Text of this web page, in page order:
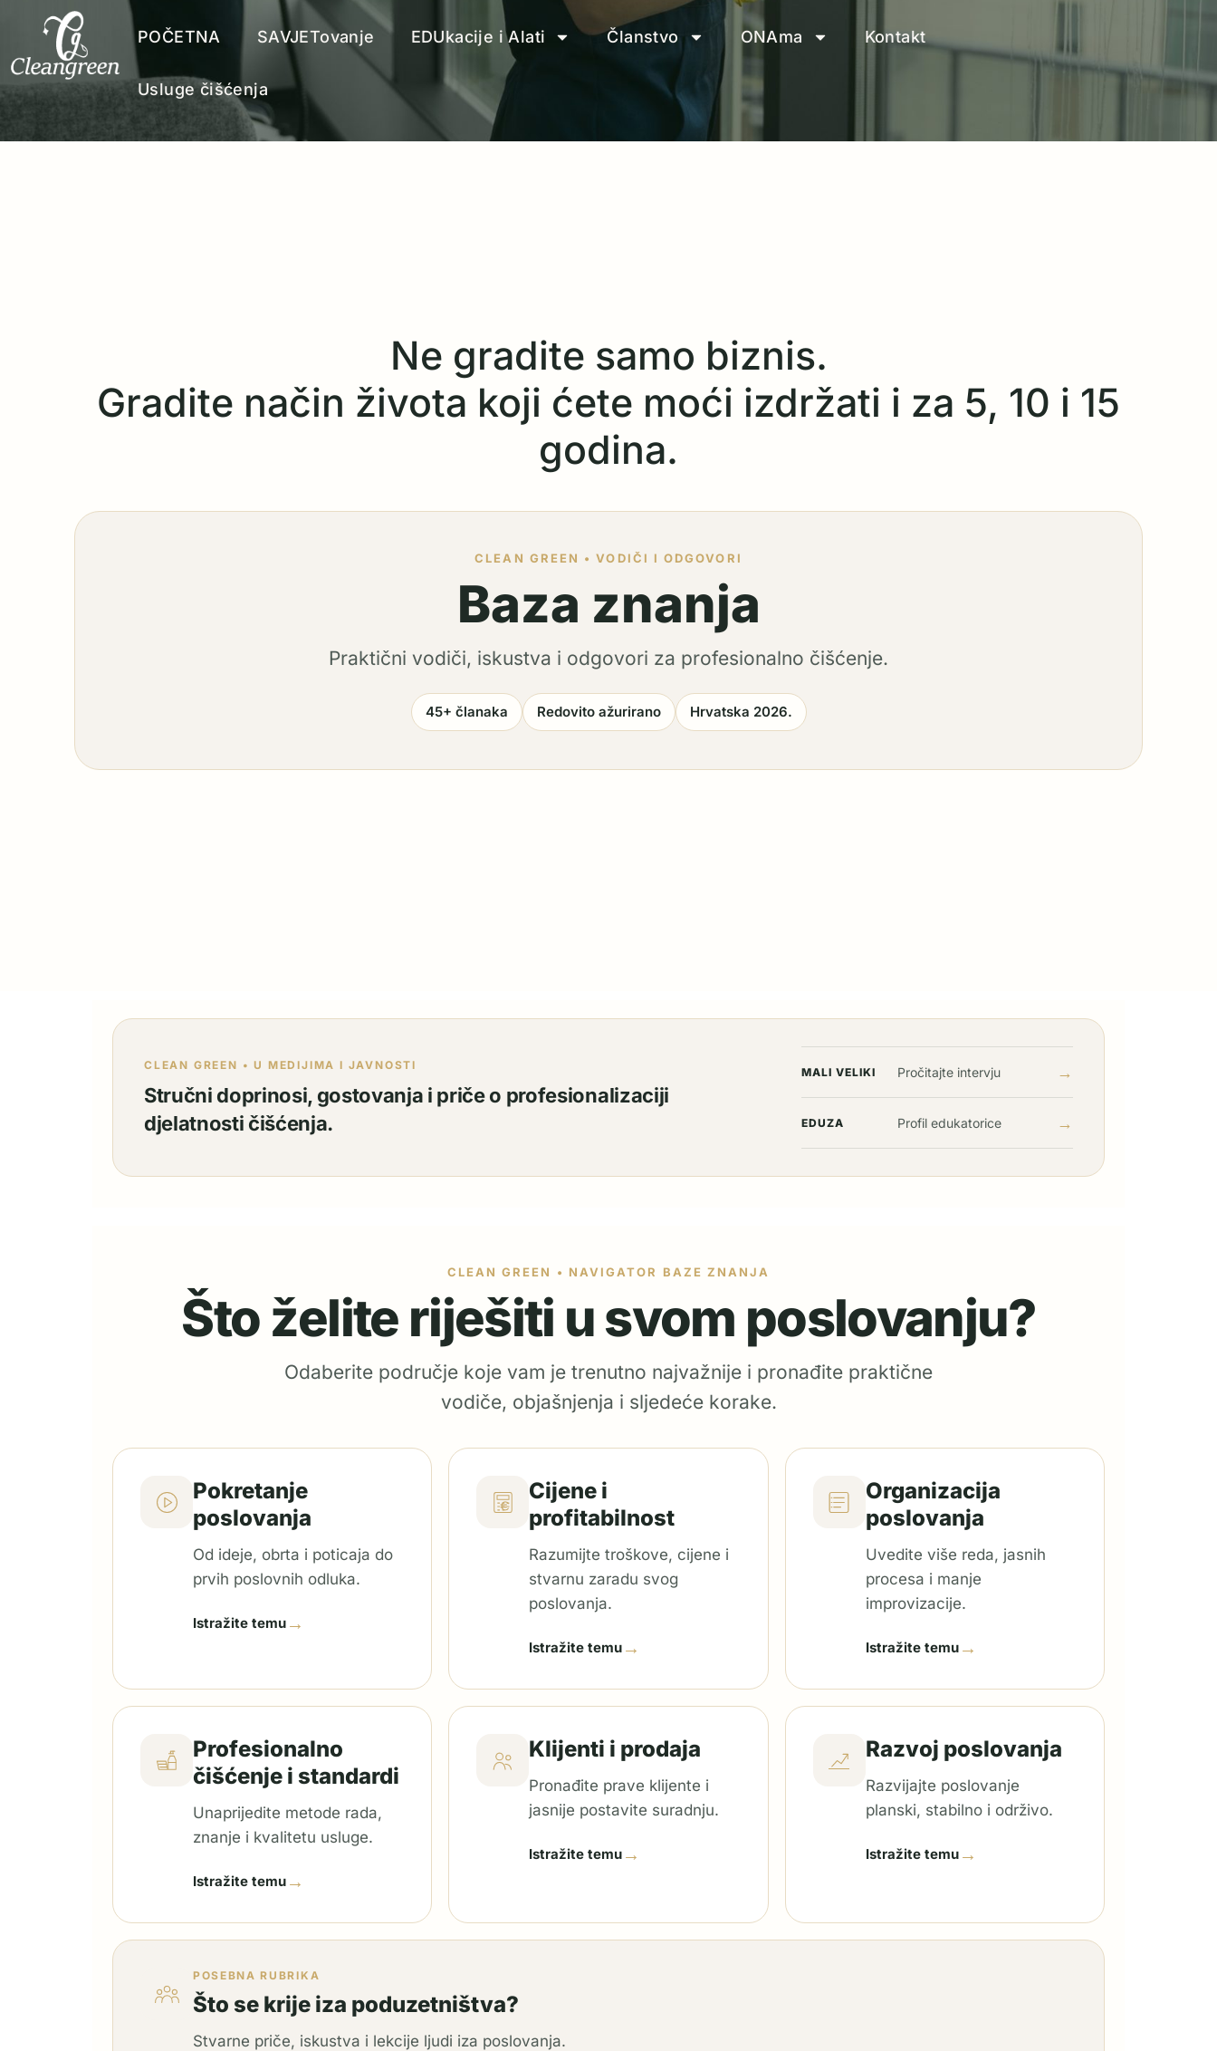
POČETNA SAVJETovanje EDUkacije i Alati Članstvo ONAma Kontakt
Usluge čišćenja
Ne gradite samo biznis.
Gradite način života koji ćete moći izdržati i za 5, 10 i 15
godina.
CLEAN GREEN • VODIČI I ODGOVORI
Baza znanja
Praktični vodiči, iskustva i odgovori za profesionalno čišćenje.
45+ članaka Redovito ažurirano Hrvatska 2026.
CLEAN GREEN • U MEDIJIMA I JAVNOSTI
Stručni doprinosi, gostovanja i priče o profesionalizaciji
djelatnosti čišćenja.
MALI VELIKI Pročitajte intervju →
EDUZA Profil edukatorice →
CLEAN GREEN • NAVIGATOR BAZE ZNANJA
Što želite riješiti u svom poslovanju?
Odaberite područje koje vam je trenutno najvažnije i pronađite praktične
vodiče, objašnjenja i sljedeće korake.
Pokretanje
poslovanja
Od ideje, obrta i poticaja do
prvih poslovnih odluka.
Istražite temu →
Cijene i
profitabilnost
Razumijte troškove, cijene i
stvarnu zaradu svog
poslovanja.
Istražite temu →
Organizacija
poslovanja
Uvedite više reda, jasnih
procesa i manje
improvizacije.
Istražite temu→
Profesionalno
čišćenje i standardi
Unaprijedite metode rada,
znanje i kvalitetu usluge.
Istražite temu →
Klijenti i prodaja
Pronađite prave klijente i
jasnije postavite suradnju.
Istražite temu →
Razvoj poslovanja
Razvijajte poslovanje
planski, stabilno i održivo.
Istražite temu→
POSEBNA RUBRIKA
Što se krije iza poduzetništva?
Stvarne priče, iskustva i lekcije ljudi iza poslovanja.